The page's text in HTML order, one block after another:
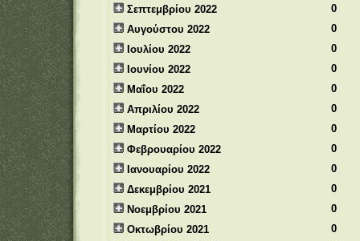
Σεπτεμβρίου 2022
0
Αυγούστου 2022
0
Ιουλίου 2022
0
Ιουνίου 2022
0
Μαΐου 2022
0
Απριλίου 2022
0
Μαρτίου 2022
0
Φεβρουαρίου 2022
0
Ιανουαρίου 2022
0
Δεκεμβρίου 2021
0
Νοεμβρίου 2021
0
Οκτωβρίου 2021
0